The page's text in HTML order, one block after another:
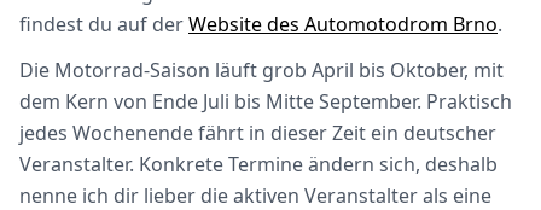
findest du auf derWebsite des Automotodrom Brno.
Die Motorrad-Saison läuft grob April bis Oktober, mit
dem Kern von Ende Juli bis Mitte September. Praktisch
jedes Wochenende fährt in dieser Zeit ein deutscher
Veranstalter. Konkrete Termine ändern sich, deshalb
nenne ich dir lieber die aktiven Veranstalter als eine